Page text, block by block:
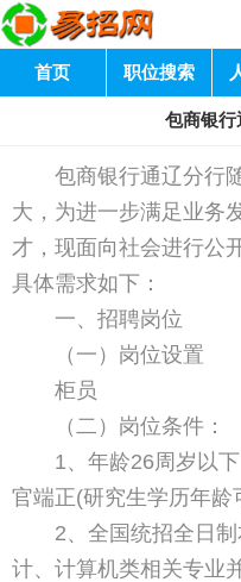
首页 职位搜索
包商银行
包商银行通辽分行随
大，为进一步满足业务
才，现面向社会进行公
具体需求如下：
一、招聘岗位
（一）岗位设置
柜员
（二）岗位条件：
1、年龄26周岁以下
官端正(研究生学历年龄
2、全国统招全日制
计、计算机类相关专业